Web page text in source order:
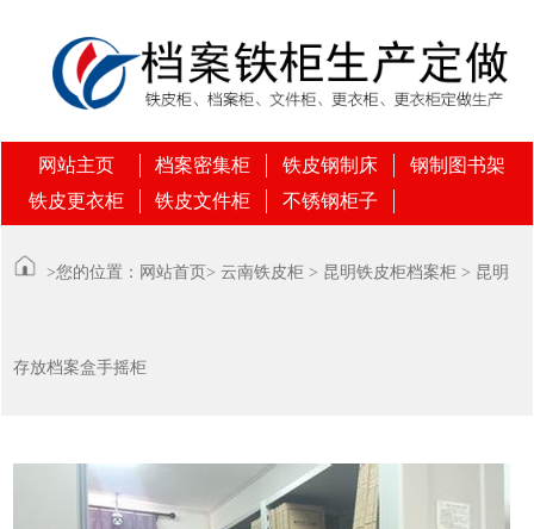
网站主页 档案密集柜 铁皮钢制床
钢制图书架
铁皮更衣柜
铁皮文件柜 不锈钢柜子
>您的位置： 网站首页> 云南铁皮柜 > 昆明铁皮柜档案柜 > 昆明
存放档案盒手摇柜